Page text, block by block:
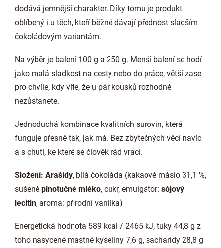
dodává jemnější charakter. Díky tomu je produkt
oblíbený i u těch, kteří běžně dávají přednost sladším
čokoládovým variantám.
Na výběr je balení 100 g a 250 g. Menší balení se hodí
jako malá sladkost na cesty nebo do práce, větší zase
pro chvíle, kdy víte, že u pár kousků rozhodně
nezůstanete.
Jednoduchá kombinace kvalitních surovin, která
funguje přesně tak, jak má. Bez zbytečných věcí navíc
a s chutí, ke které se člověk rád vrací.
Složení: Arašídy, bílá čokoláda (kakaové máslo 31,1 %,
sušené plnotučné mléko, cukr, emulgátor: sójový
lecitin, aroma: přírodní vanilka)
Energetická hodnota 589 kcal / 2465 kJ, tuky 44,8 g z
toho nasycené mastné kyseliny 7,6 g, sacharidy 28,8 g